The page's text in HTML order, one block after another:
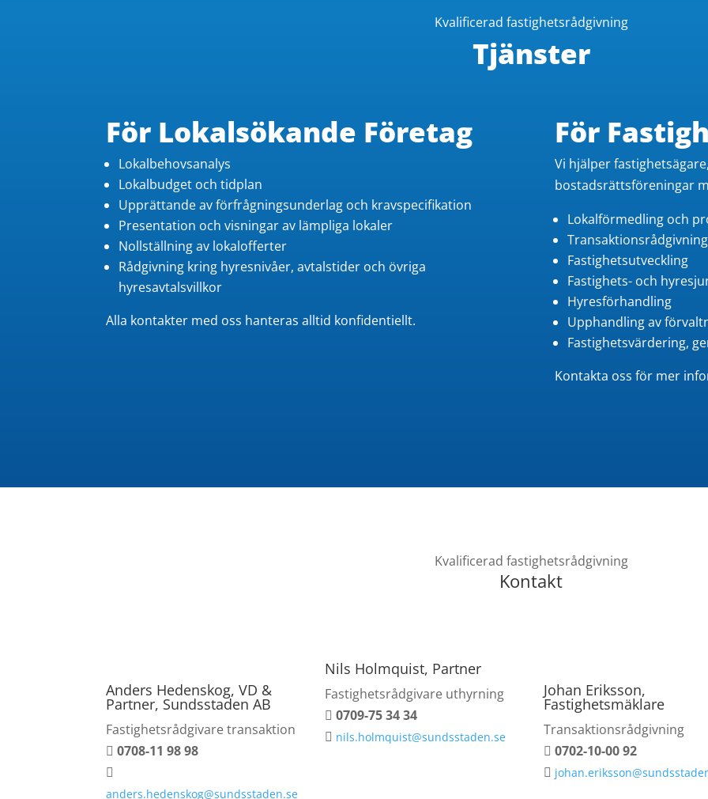
Kvalificerad fastighetsrådgivning
Tjänster
För Lokalsökande Företag
Lokalbehovsanalys
Lokalbudget och tidplan
Upprättande av förfrågningsunderlag och kravspecifikation
Presentation och visningar av lämpliga lokaler
Nollställning av lokalofferter
Rådgivning kring hyresnivåer, avtalstider och övriga
hyresavtalsvillkor
Alla kontakter med oss hanteras alltid konfidentiellt.
För
Vi hjälper
bostadsrättsföreningar
Lokalförmedling och
Fastighetsutveckling
Fastighets- och
Hyresförhandling
Upphandling av
Fastighetsvärdering,
Kontakta oss för mer
Kvalificerad fastighetsrådgivning
Kontakt
Anders Hedenskog, VD &
Partner, Sundsstaden AB
Fastighetsrådgivare transaktion
 0708-11 98 98

anders.hedenskog@sundsstaden.se
Nils Holmquist, Partner
Fastighetsrådgivare uthyrning
 0709-75 34 34
 nils.holmquist@sundsstaden.se
Johan Eriksson,
Fastighetsmäklare
Transaktionsrådgivning
 0702-10-00 92
